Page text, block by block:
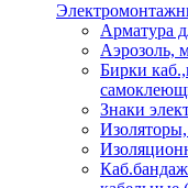
Арматура
Аэрозоль,
Бирки
Знаки